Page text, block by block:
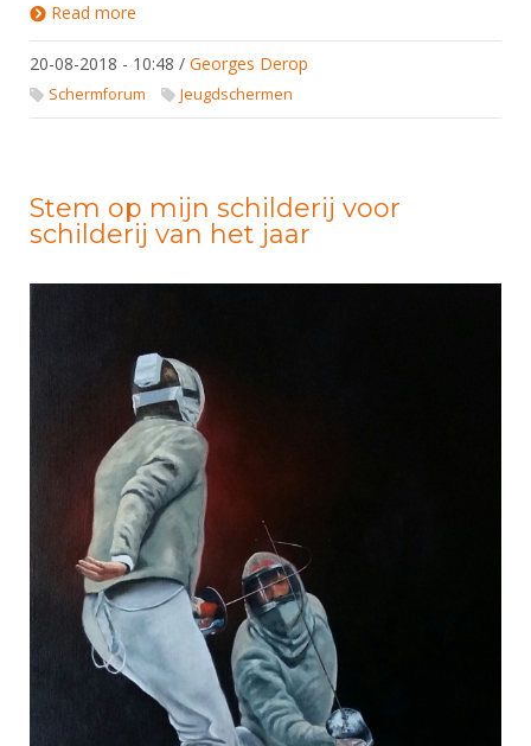
Read more
20-08-2018 - 10:48 / Georges Derop
Schermforum Jeugdschermen
Stem op mijn schilderij voor
schilderij van het jaar